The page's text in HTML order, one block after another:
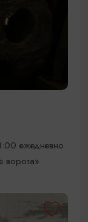
ежедневно
ворота»